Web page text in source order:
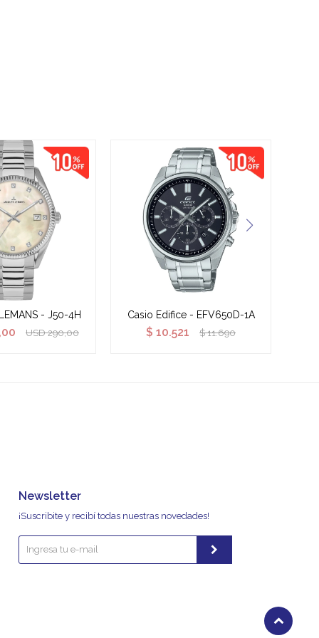
- J50-4H
USD 290,00
Casio Edifice - EFV650D-1A
$ 10.521 $ 11.690
Newsletter
¡Suscribite y recibí todas nuestras novedades!